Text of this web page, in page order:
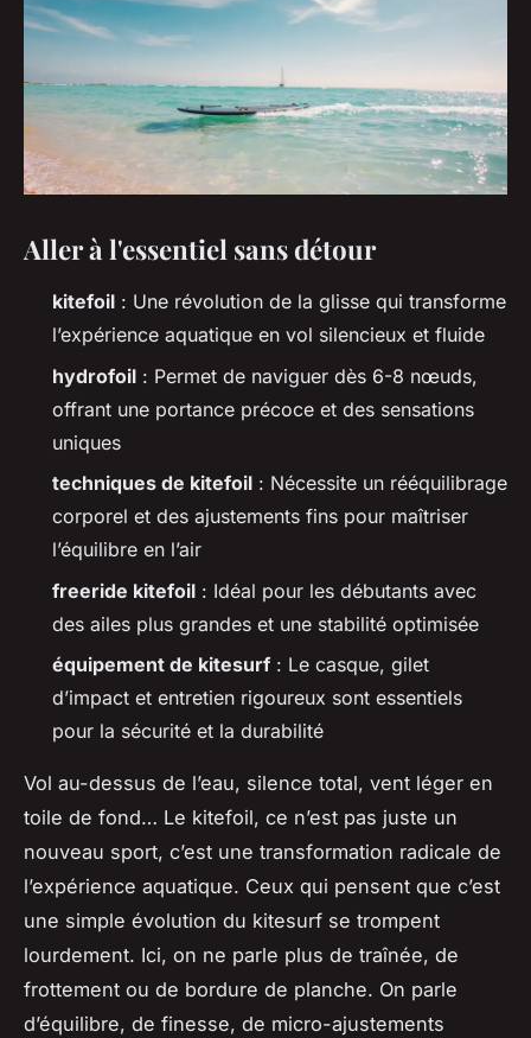
Aller à l'essentiel sans détour
kitefoil : Une révolution de la glisse qui transforme
l’expérience aquatique en vol silencieux et fluide
hydrofoil : Permet de naviguer dès 6-8 nœuds,
offrant une portance précoce et des sensations
uniques
techniques de kitefoil : Nécessite un rééquilibrage
corporel et des ajustements fins pour maîtriser
l’équilibre en l’air
freeride kitefoil : Idéal pour les débutants avec
des ailes plus grandes et une stabilité optimisée
équipement de kitesurf : Le casque, gilet
d’impact et entretien rigoureux sont essentiels
pour la sécurité et la durabilité
Vol au-dessus de l’eau, silence total, vent léger en
toile de fond… Le kitefoil, ce n’est pas juste un
nouveau sport, c’est une transformation radicale de
l’expérience aquatique. Ceux qui pensent que c’est
une simple évolution du kitesurf se trompent
lourdement. Ici, on ne parle plus de traînée, de
frottement ou de bordure de planche. On parle
d’équilibre, de finesse, de micro-ajustements